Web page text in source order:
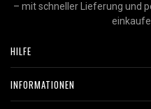
– mit schneller Lieferung und
HILFE
INFORMATIONEN